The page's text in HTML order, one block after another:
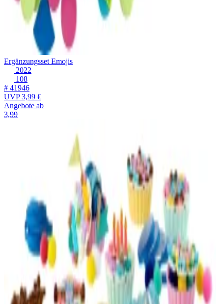
Ergänzungsset Emojis
2022
108
# 41946
UVP3,99 €
Angebote ab
3,99